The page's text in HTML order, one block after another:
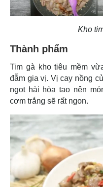
Kho
Thành phẩm
Tim gà kho tiêu mềm
đẫm gia vị. Vị cay nồng
ngọt hài hòa tạo nên
cơm trắng sẽ rất ngon.